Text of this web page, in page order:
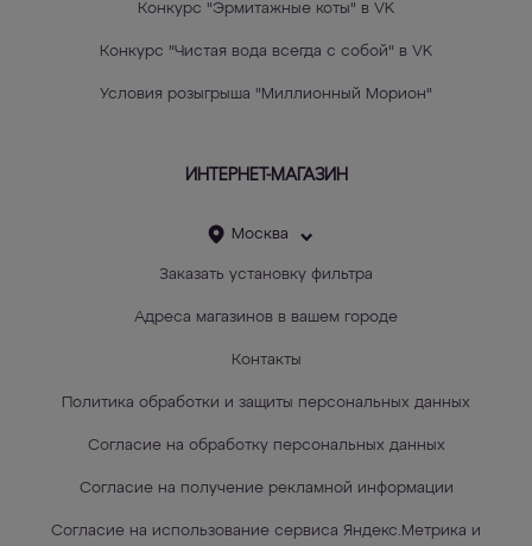
Конкурс "Эрмитажные коты" в VK
Конкурс "Чистая вода всегда с собой" в VK
Условия розыгрыша "Миллионный Морион"
ИНТЕРНЕТ-МАГАЗИН
Москва
Заказать установку фильтра
Адреса магазинов в вашем городе
Контакты
Политика обработки и защиты персональных данных
Согласие на обработку персональных данных
Согласие на получение рекламной информации
Согласие на использование сервиса Яндекс.Метрика и